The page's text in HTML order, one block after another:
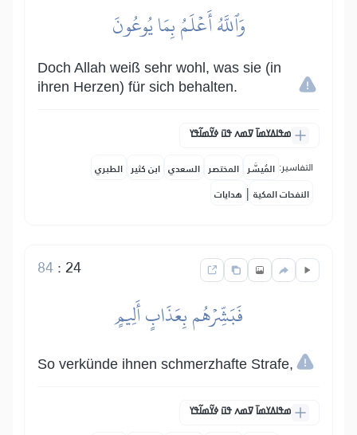
وَٱللَّهُ أَعۡلَمُ بِمَا يُوعُونَ
Doch Allah weiß sehr wohl, was sie (in
ihren Herzen) für sich behalten.
ߘߟߊߡߌߘߊ߫ ߜߘߍ ߟߎ߫ ߦߌ߬ߘߊ߬ߟߌ
التفاسير: المُيسَّر المختصر السعدي ابن كثير الطبري
النفحات المكية | هدايات
24
:
84
فَبَشِّرۡهُم بِعَذَابٍ أَلِيمٍ
So verkünde ihnen schmerzhafte Strafe,
ߘߟߊߡߌߘߊ߫ ߜߘߍ ߟߎ߫ ߦߌ߬ߘߊ߬ߟߌ